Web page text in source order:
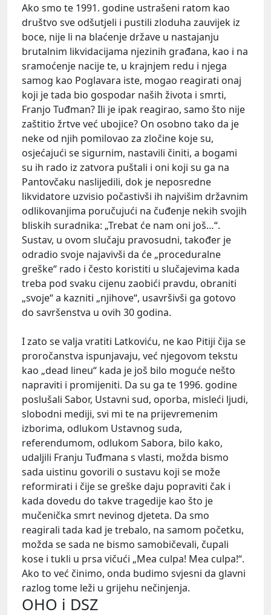
Ako smo te 1991. godine ustrašeni ratom kao
društvo sve odšutjeli i pustili zloduha zauvijek iz
boce, nije li na blaćenje države u nastajanju
brutalnim likvidacijama njezinih građana, kao i na
sramoćenje nacije te, u krajnjem redu i njega
samog kao Poglavara iste, mogao reagirati onaj
koji je tada bio gospodar naših života i smrti,
Franjo Tuđman? Ili je ipak reagirao, samo što nije
zaštitio žrtve već ubojice? On osobno tako da je
neke od njih pomilovao za zločine koje su,
osjećajući se sigurnim, nastavili činiti, a bogami
su ih rado iz zatvora puštali i oni koji su ga na
Pantovčaku naslijedili, dok je neposredne
likvidatore uzvisio počastivši ih najvišim državnim
odlikovanjima poručujući na čuđenje nekih svojih
bliskih suradnika: „Trebat će nam oni još…“.
Sustav, u ovom slučaju pravosudni, također je
odradio svoje najavivši da će „proceduralne
greške“ rado i često koristiti u slučajevima kada
treba pod svaku cijenu zaobići pravdu, obraniti
„svoje“ a kazniti „njihove“, usavršivši ga gotovo
do savršenstva u ovih 30 godina.
I zato se valja vratiti Latkoviću, ne kao Pitiji čija se
proročanstva ispunjavaju, već njegovom tekstu
kao „dead lineu“ kada je još bilo moguće nešto
napraviti i promijeniti. Da su ga te 1996. godine
poslušali Sabor, Ustavni sud, oporba, misleći ljudi,
slobodni mediji, svi mi te na prijevremenim
izborima, odlukom Ustavnog suda,
referendumom, odlukom Sabora, bilo kako,
udaljili Franju Tuđmana s vlasti, možda bismo
sada uistinu govorili o sustavu koji se može
reformirati i čije se greške daju popraviti čak i
kada dovedu do takve tragedije kao što je
mučenička smrt nevinog djeteta. Da smo
reagirali tada kad je trebalo, na samom početku,
možda se sada ne bismo samobičevali, čupali
kose i tukli u prsa vičući „Mea culpa! Mea culpa!“.
Ako to već činimo, onda budimo svjesni da glavni
razlog tome leži u grijehu nečinjenja.
OHO i DSZ